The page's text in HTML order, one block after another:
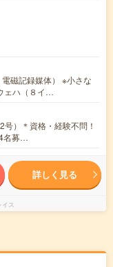
磁記録媒体） ※小さな
ェハ（８イ…
）＊資格・経験不問！
名募…
詳しく見る
イス